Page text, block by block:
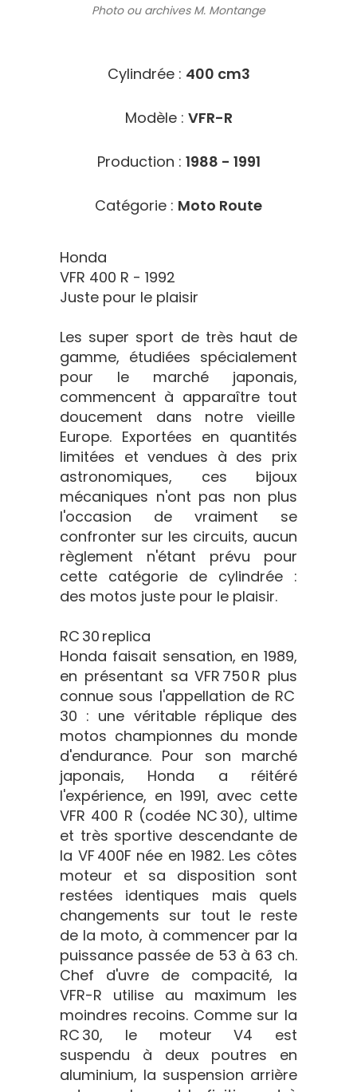
Photo ou archivesM. Montange
Cylindrée : 400 cm3
Modèle : VFR-R
Production : 1988 - 1991
Catégorie : Moto Route
Honda
VFR 400 R - 1992
Juste pour le plaisir
Les super sport de très haut de
gamme, étudiées spécialement
pour le marché japonais,
commencent à apparaître tout
doucement dans notre vieille
Europe. Exportées en quantités
limitées et vendues à des prix
astronomiques, ces bijoux
mécaniques n'ont pas non plus
l'occasion de vraiment se
confronter sur les circuits, aucun
règlement n'étant prévu pour
cette catégorie de cylindrée :
des motos juste pour le plaisir.
RC 30 replica
Honda faisait sensation, en 1989,
en présentant sa VFR 750 R plus
connue sous l'appellation de RC
30 : une véritable réplique des
motos championnes du monde
d'endurance. Pour son marché
japonais, Honda a réitéré
l'expérience, en 1991, avec cette
VFR 400 R (codée NC 30), ultime
et très sportive descendante de
la VF 400F née en 1982. Les côtes
moteur et sa disposition sont
restées identiques mais quels
changements sur tout le reste
de la moto, à commencer par la
puissance passée de 53 à 63 ch.
Chef d'uvre de compacité, la
VFR-R utilise au maximum les
moindres recoins. Comme sur la
RC 30, le moteur V4 est
suspendu à deux poutres en
aluminium, la suspension arrière